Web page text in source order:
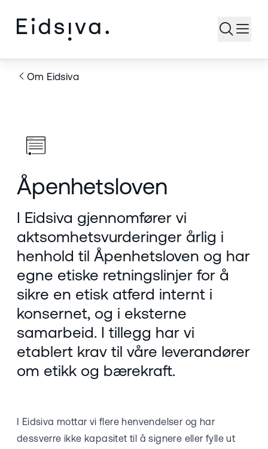
Åpne
Om Eidsiva
Åpenhetsloven
I Eidsiva gjennomfører vi
aktsomhetsvurderinger årlig i
henhold til Åpenhetsloven og har
egne etiske retningslinjer for å
sikre en etisk atferd internt i
konsernet, og i eksterne
samarbeid. I tillegg har vi
etablert krav til våre leverandører
om etikk og bærekraft.
I Eidsiva mottar vi flere henvendelser og har
dessverre ikke kapasitet til å signere eller fylle ut